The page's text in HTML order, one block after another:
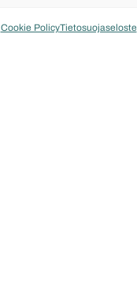
Cookie PolicyTietosuojaseloste